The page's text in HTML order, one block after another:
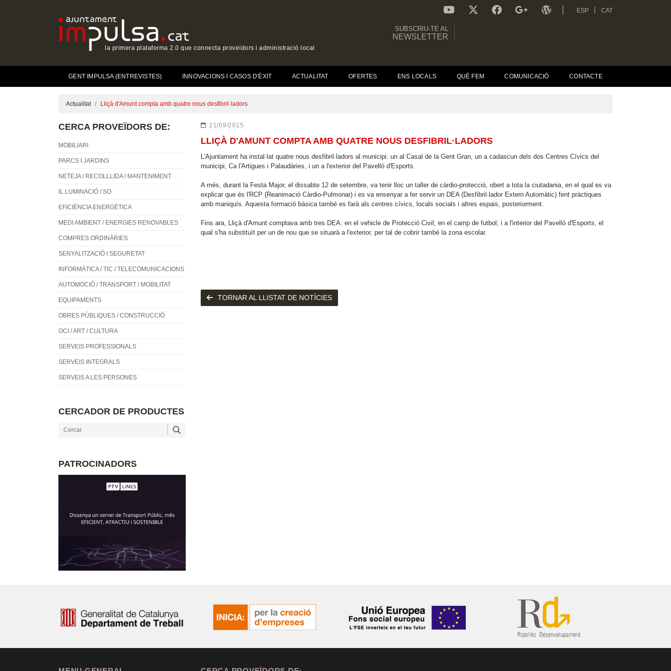
la primera plataforma 2.0 que connecta proveïdors i administració local
ESP CAT
SUBSCRIU-TE AL
NEWSLETTER
GENT IMPULSA (ENTREVISTES) INNOVACIONS I CASOS D'ÈXIT ACTUALITAT(CURRENT)OFERTES ENS LOCALS QUÈ FEM COMUNICACIÓ CONTACTE
Actualitat Lliçà d'Amunt compta amb quatre nous desfibril·ladors
CERCA PROVEÏDORS DE:
MOBILIARI
PARCS I JARDINS
NETEJA / RECOLLLIDA / MANTENIMENT
IL.LUMINACIÓ / SO
EFICIÈNCIA ENERGÈTICA
MEDI AMBIENT / ENERGIES RENOVABLES
COMPRES ORDINÀRIES
SENYALITZACIÓ I SEGURETAT
INFORMÀTICA / TIC / TELECOMUNICACIONS
AUTOMOCIÓ / TRANSPORT / MOBILITAT
EQUIPAMENTS
OBRES PÚBLIQUES / CONSTRUCCIÓ
OCI / ART / CULTURA
SERVEIS PROFESSIONALS
SERVEIS INTEGRALS
SERVEIS A LES PERSONES
CERCADOR DE PRODUCTES
PATROCINADORS
21/09/2015
LLIÇÀ D'AMUNT COMPTA AMB QUATRE NOUS DESFIBRIL·LADORS
L'Ajuntament ha instal·lat quatre nous desfibril·ladors al municipi: un al Casal de la Gent Gran, un a cadascun dels dos Centres Cívics del
municipi, Ca l'Artigues i Palaudàries, i un a l'exterior del Pavelló d'Esports.
A més, durant la Festa Major, el dissabte 12 de setembre, va tenir lloc un taller de càrdio-protecció, obert a tota la ciutadania, en el qual es va
explicar que és l'RCP (Reanimació Càrdio-Pulmonar) i es va ensenyar a fer servir un DEA (Desfibril·lador Extern Automàtic) fent pràctiques
amb maniquís. Aquesta formació bàsica també es farà als centres cívics, locals socials i altres espais, posteriorment.
Fins ara, Lliçà d'Amunt comptava amb tres DEA: en el vehicle de Protecció Civil; en el camp de futbol; i a l'interior del Pavelló d'Esports, el
qual s'ha substituït per un de nou que se situarà a l'exterior, per tal de cobrir també la zona escolar.
TORNAR AL LLISTAT DE NOTÍCIES